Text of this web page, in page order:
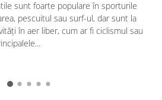
sunt foarte populare în sporturile
pescuitul sau surf-ul, dar sunt la
în aer liber, cum ar fi ciclismul sau